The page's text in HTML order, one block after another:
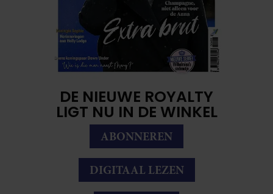
DE NIEUWE ROYALTY
LIGT NU IN DE WINKEL
ABONNEREN
DIGITAAL LEZEN